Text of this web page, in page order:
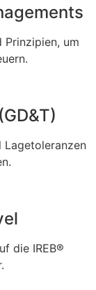
Prinzipien, um
Lagetoleranzen
die IREB®